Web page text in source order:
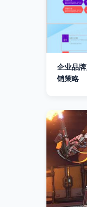
企业品
销策略